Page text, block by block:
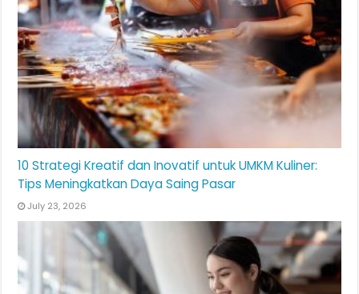
10 Strategi Kreatif dan Inovatif untuk UMKM Kuliner:
Tips Meningkatkan Daya Saing Pasar
July 23, 2026